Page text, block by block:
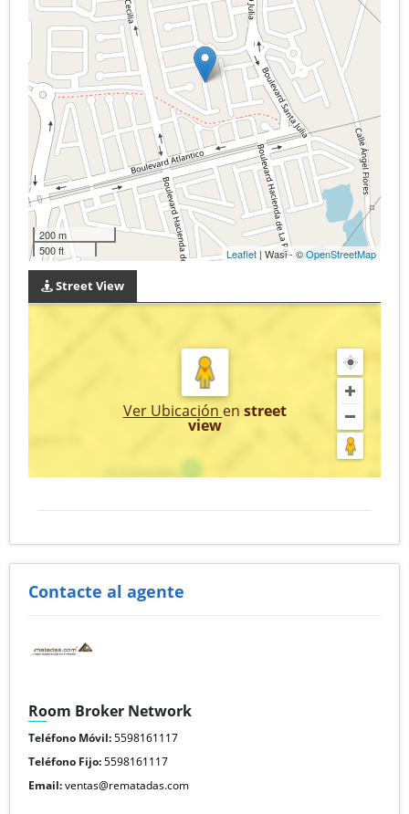
200 m
500 ft
Leaflet | Wasi - ©OpenStreetMap
Street View
Ver Ubicación en street
view
Contacte al agente
Room Broker Network
Teléfono Móvil:5598161117
Teléfono Fijo:5598161117
Email:ventas@rematadas.com